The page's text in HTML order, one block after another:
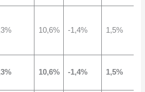
10,6% -1,4% 1,5%
10,6% -1,4% 1,5%